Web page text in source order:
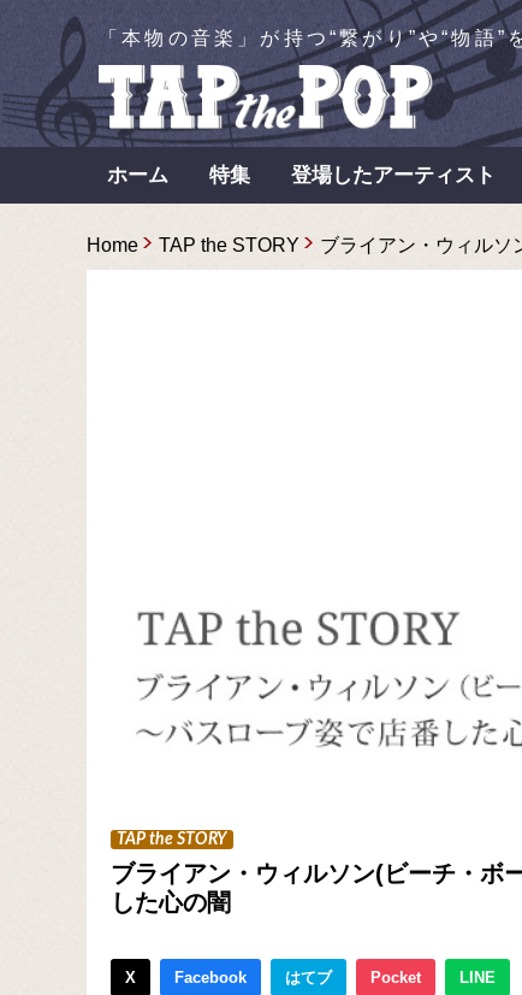
「本物の音楽」が持つ“繋がり”や“物語”
ホーム 特集 登場したアーティスト
Home TAP the STORY ブライアン・ウィルソ
TAP the STORY
ブライアン・ウィルソン(ビーチ・ボ
した心の闇
X Facebook はてブ Pocket LINE